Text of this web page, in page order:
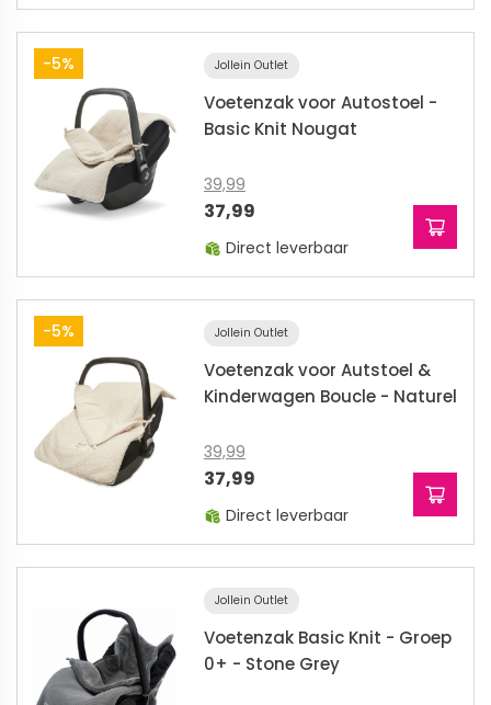
-5% Jollein Outlet
Voetenzak voor Autostoel -
Basic Knit Nougat
39,99
37,99
Direct leverbaar
-5% Jollein Outlet
Voetenzak voor Autstoel &
Kinderwagen Boucle - Naturel
39,99
37,99
Direct leverbaar
Jollein Outlet
Voetenzak Basic Knit - Groep
0+ - Stone Grey